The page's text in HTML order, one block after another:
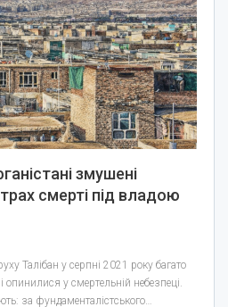
змушені
смерті під владою
Талібан у серпні 2021 року багато
у смертельній небезпеці.
за фундаменталістського…